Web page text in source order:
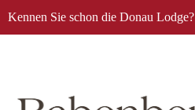
Kennen Sie schon die Donau Lodge?